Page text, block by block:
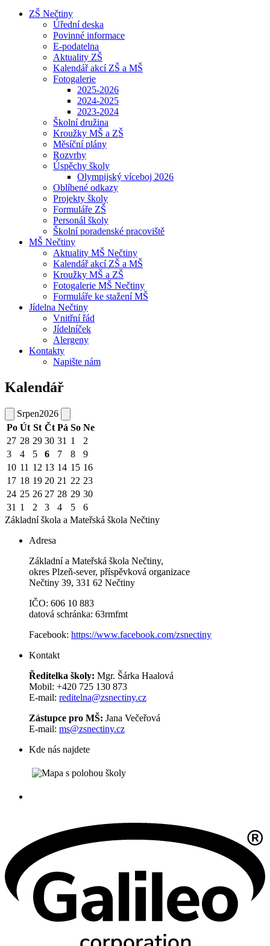
ZŠ Nečtiny
Úřední deska
Povinné informace
E-podatelna
Aktuality ZŠ
Kalendář akcí ZŠ a MŠ
Fotogalerie
2025-2026
2024-2025
2023-2024
Školní družina
Kroužky MŠ a ZŠ
Měsíční plány
Rozvrhy
Úspěchy školy
Olympijský víceboj 2026
Oblíbené odkazy
Projekty školy
Formuláře ZŠ
Personál školy
Školní poradenské pracoviště
MŠ Nečtiny
Aktuality MŠ Nečtiny
Kalendář akcí ZŠ a MŠ
Kroužky MŠ a ZŠ
Fotogalerie MŠ Nečtiny
Formuláře ke stažení MŠ
Jídelna Nečtiny
Vnitřní řád
Jídelníček
Alergeny
Kontakty
Napište nám
Kalendář
Srpen2026
Po Út St Čt Pá So Ne
27 28 29 30 31 1
2
3
4 5 6 7 8
9
10 11 12 13 14 15 16
17 18 19 20 21 22 23
24 25 26 27 28 29 30
31 1 2 3 4 5
6
Základní škola a Mateřská škola Nečtiny
Adresa
Základní a Mateřská škola Nečtiny,
okres Plzeň-sever, příspěvková organizace
Nečtiny 39, 331 62 Nečtiny
IČO: 606 10 883
datová schránka: 63rmfmt
Facebook: https://www.facebook.com/zsnectiny
Kontakt
Ředitelka školy: Mgr. Šárka Haalová
Mobil: +420 725 130 873
E-mail: reditelna@zsnectiny.cz
Zástupce pro MŠ: Jana Večeřová
E-mail: ms@zsnectiny.cz
Kde nás najdete